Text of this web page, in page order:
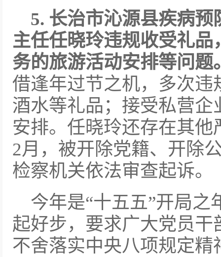
5. 长治市沁源县疾病
主任任晓玲违规收受礼
务的旅游活动安排等问题
借逢年过节之机，多次
酒水等礼品；接受私营
安排。任晓玲还存在其他
2月，被开除党籍、开除
检察机关依法审查起诉。
今年是“十五五”开局之
起好步，要求广大党员
不舍落实中央八项规定